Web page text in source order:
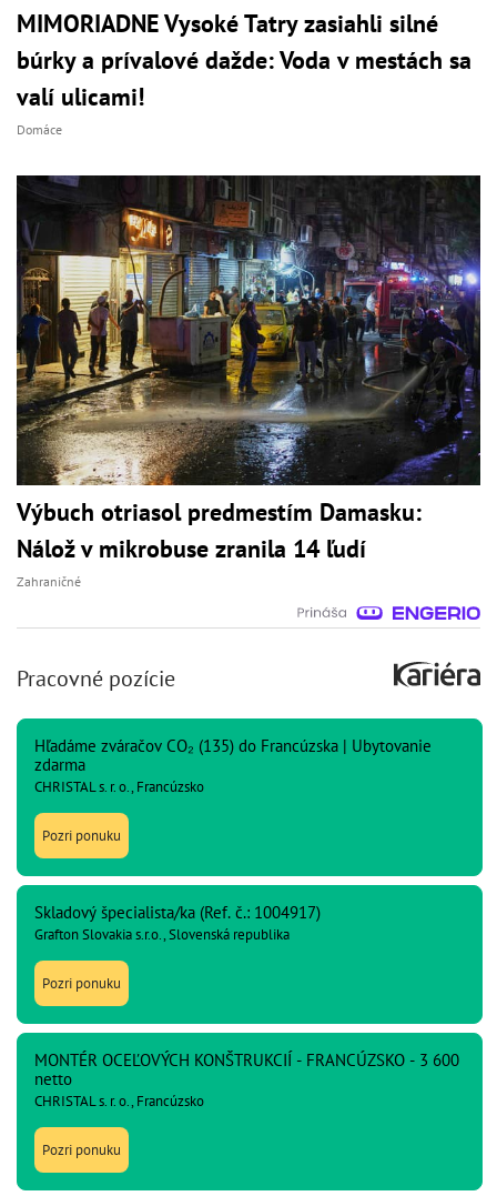
MIMORIADNE Vysoké Tatry zasiahli silné
búrky a prívalové dažde: Voda v mestách sa
valí ulicami!
Domáce
Výbuch otriasol predmestím Damasku:
Nálož v mikrobuse zranila 14 ľudí
Zahraničné
Pracovné pozície
Hľadáme zváračov CO₂ (135) do Francúzska | Ubytovanie
zdarma
CHRISTAL s. r. o., Francúzsko
Pozri ponuku
Skladový špecialista/ka (Ref. č.: 1004917)
Grafton Slovakia s.r.o., Slovenská republika
Pozri ponuku
MONTÉR OCEĽOVÝCH KONŠTRUKCIÍ - FRANCÚZSKO - 3 600
netto
CHRISTAL s. r. o., Francúzsko
Pozri ponuku